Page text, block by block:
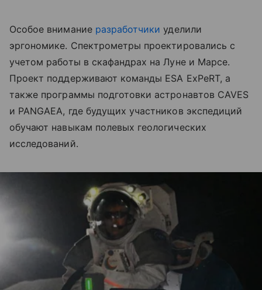
Особое внимание разработчики уделили
эргономике. Спектрометры проектировались с
учетом работы в скафандрах на Луне и Марсе.
Проект поддерживают команды ESA ExPeRT, а
также программы подготовки астронавтов CAVES
и PANGAEA, где будущих участников экспедиций
обучают навыкам полевых геологических
исследований.